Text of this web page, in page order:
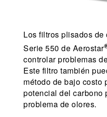
Los filtros plisados
Serie 550 de Aerostar
controlar problemas
Este filtro también
método de bajo costo
potencial del carbono
problema de olores.